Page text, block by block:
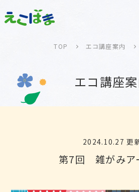
TOP エコ講座案内
エコ講座
2024.10.27 更
第7回 雑がみア